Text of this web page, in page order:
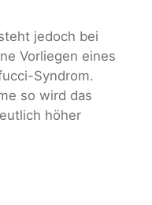
jedoch bei
Vorliegen eines
Syndrom.
so wird das
höher